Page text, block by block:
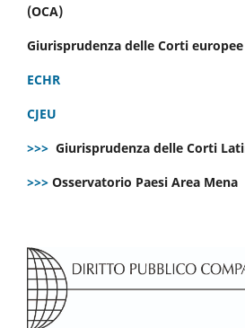
(OCA)
Giurisprudenza delle Corti europee
ECHR
CJEU
>>> Giurisprudenza delle Corti
>>> Osservatorio Paesi Area Mena